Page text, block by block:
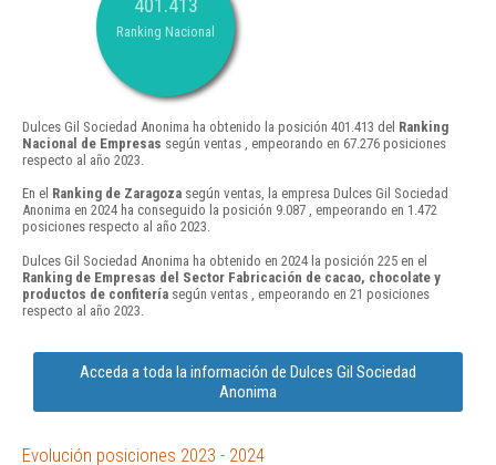
401.413
Ranking Nacional
Dulces Gil Sociedad Anonima ha obtenido la posición 401.413 del Ranking
Nacional de Empresas según ventas , empeorando en 67.276 posiciones
respecto al año 2023.
En el Ranking de Zaragoza según ventas, la empresa Dulces Gil Sociedad
Anonima en 2024 ha conseguido la posición 9.087 , empeorando en 1.472
posiciones respecto al año 2023.
Dulces Gil Sociedad Anonima ha obtenido en 2024 la posición 225 en el
Ranking de Empresas del Sector Fabricación de cacao, chocolate y
productos de confitería según ventas , empeorando en 21 posiciones
respecto al año 2023.
Acceda a toda la información de Dulces Gil Sociedad
Anonima
Evolución posiciones 2023 - 2024